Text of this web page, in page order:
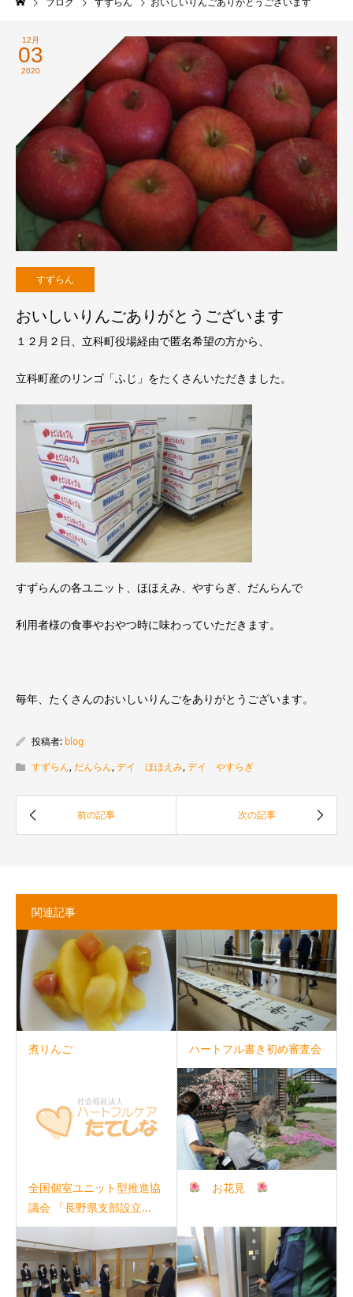
12月
03
2020
すずらん
おいしいりんごありがとうございます
１２月２日、立科町役場経由で匿名希望の方から、
立科町産のリンゴ「ふじ」をたくさんいただきました。
すずらんの各ユニット、ほほえみ、やすらぎ、だんらんで
利用者様の食事やおやつ時に味わっていただきます。
毎年、たくさんのおいしいりんごをありがとうございます。
投稿者: blog
すずらん,だんらん,デイ ほほえみ,デイ やすらぎ
関連記事
煮りんご ハートフル書き初め審査会
全国個室ユニット型推進協
議会 「長野県支部設立...
お花見